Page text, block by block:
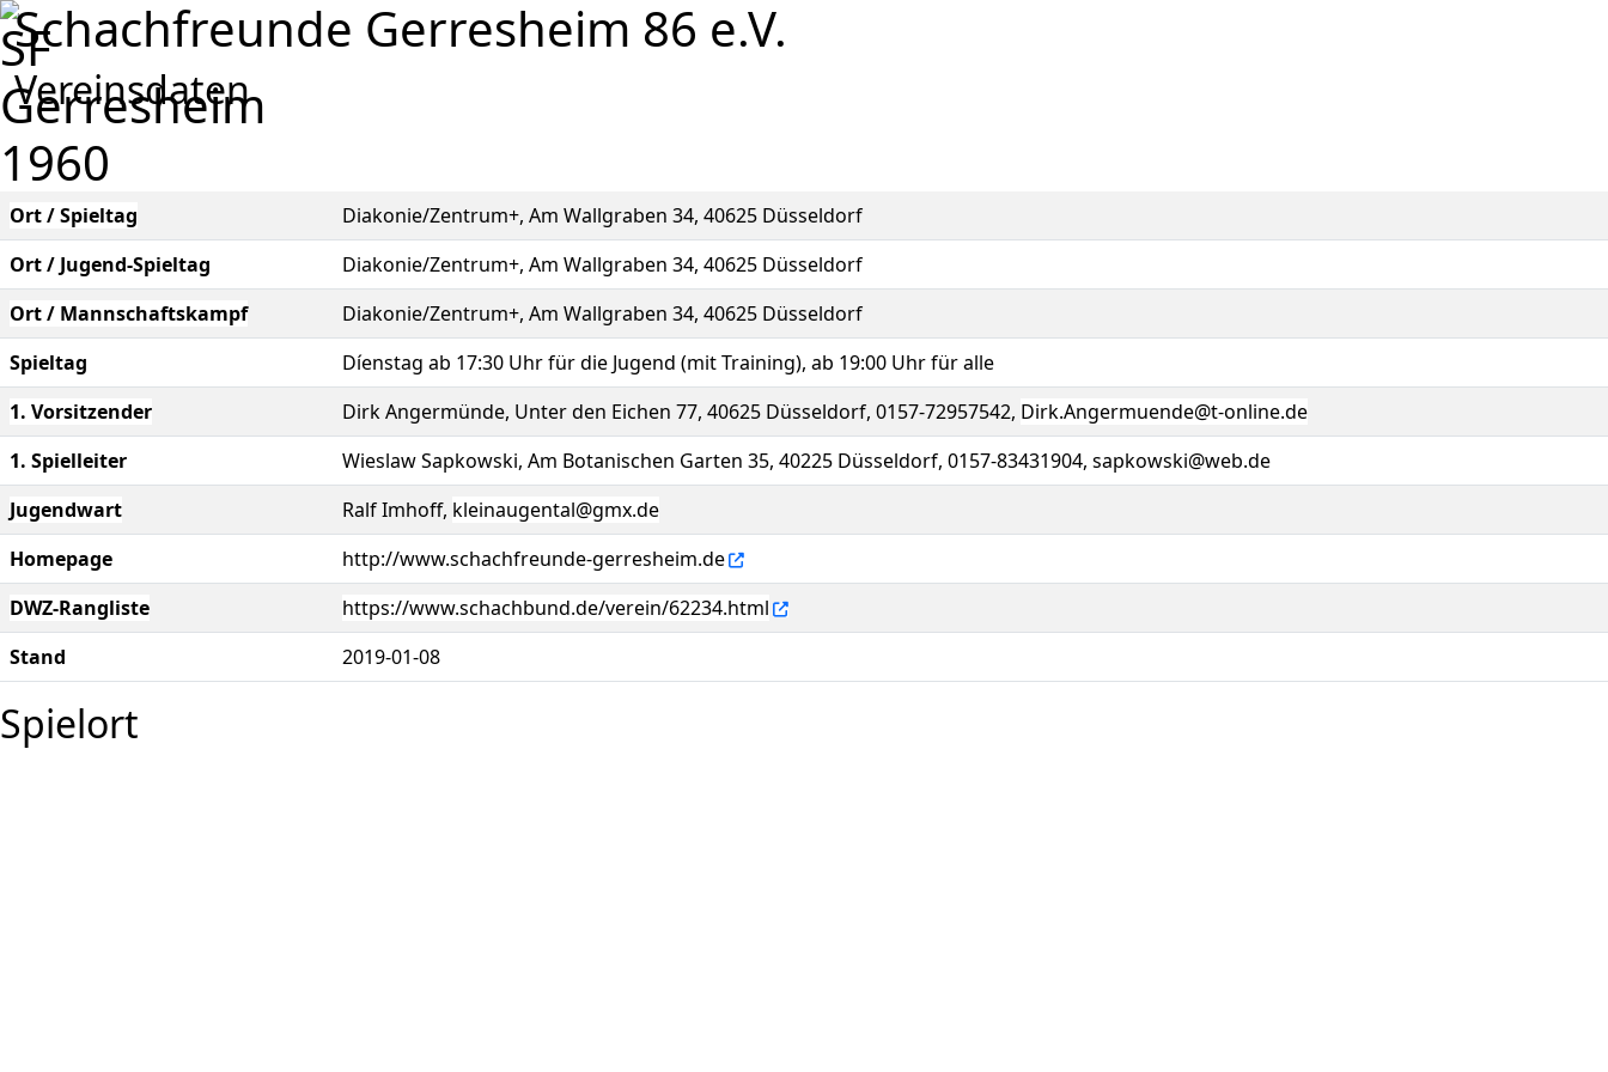
Schachfreunde Gerresheim 86 e.V.
Vereinsdaten
Ort / Spieltag
Diakonie/Zentrum+, Am Wallgraben 34, 40625 Düsseldorf
Ort / Jugend-Spieltag
Diakonie/Zentrum+, Am Wallgraben 34, 40625 Düsseldorf
Ort / Mannschaftskampf
Diakonie/Zentrum+, Am Wallgraben 34, 40625 Düsseldorf
Spieltag
Díenstag ab 17:30 Uhr für die Jugend (mit Training), ab 19:00 Uhr für alle
1. Vorsitzender
Dirk Angermünde, Unter den Eichen 77, 40625 Düsseldorf, 0157-72957542, Dirk.Angermuende@t-online.de
1. Spielleiter
Wieslaw Sapkowski, Am Botanischen Garten 35, 40225 Düsseldorf, 0157-83431904, sapkowski@web.de
Jugendwart
Ralf Imhoff, kleinaugental@gmx.de
Homepage
http://www.schachfreunde-gerresheim.de
DWZ-Rangliste
https://www.schachbund.de/verein/62234.html
Stand
2019-01-08
Spielort